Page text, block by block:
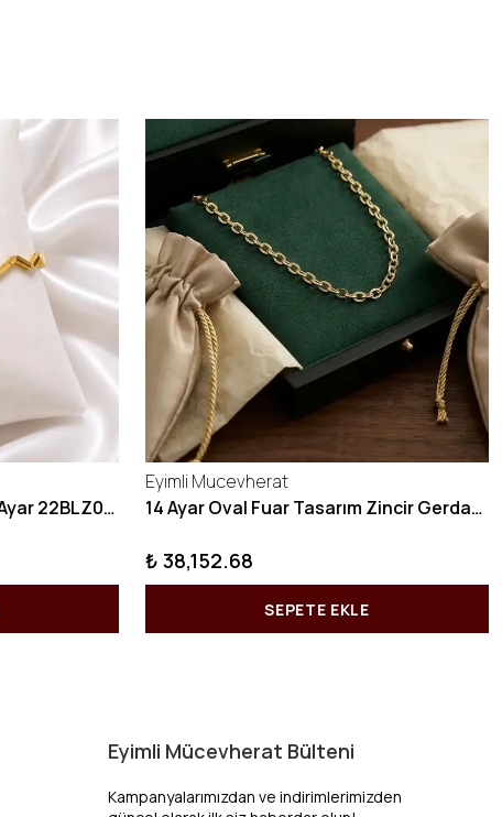
10 GRAM Zikzak Bilezik 22 Ayar 22BLZ004
Eyimli Mucevherat
14 Ayar Oval Fuar Tasarım Zincir Gerdanlık KY1071
₺ 38,152.68
SEPETE EKLE
Eyimli Mücevherat Bülteni
Kampanyalarımızdan ve indirimlerimizden